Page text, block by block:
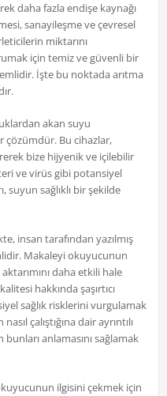
daha fazla endişe kaynağı
sanayileşme ve çevresel
miktarını
için temiz ve güvenli bir
İşte bu noktada arıtma
akan suyu
çözümdür. Bu cihazlar,
bize hijyenik ve içilebilir
ve virüs gibi potansiyel
suyun sağlıklı bir şekilde
insan tarafından yazılmış
Makaleyi okuyucunun
daha etkili hale
hakkında şaşırtıcı
sağlık risklerini vurgulamak
çalıştığına dair ayrıntılı
anlamasını sağlamak
ilgisini çekmek için